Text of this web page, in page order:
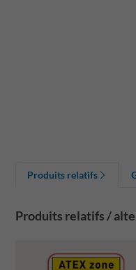
Produits relatifs
Produits relatifs /